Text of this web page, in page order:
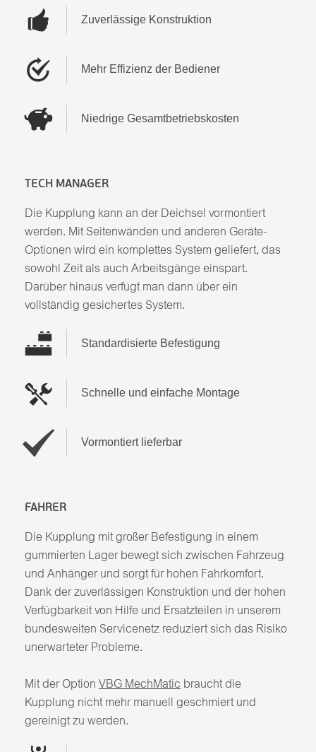
Zuverlässige Konstruktion
Mehr Effizienz der Bediener
Niedrige Gesamtbetriebskosten
TECH MANAGER
Die Kupplung kann an der Deichsel vormontiert
werden. Mit Seitenwänden und anderen Geräte-
Optionen wird ein komplettes System geliefert, das
sowohl Zeit als auch Arbeitsgänge einspart.
Darüber hinaus verfügt man dann über ein
vollständig gesichertes System.
Standardisierte Befestigung
Schnelle und einfache Montage
Vormontiert lieferbar
FAHRER
Die Kupplung mit großer Befestigung in einem
gummierten Lager bewegt sich zwischen Fahrzeug
und Anhänger und sorgt für hohen Fahrkomfort.
Dank der zuverlässigen Konstruktion und der hohen
Verfügbarkeit von Hilfe und Ersatzteilen in unserem
bundesweiten Servicenetz reduziert sich das Risiko
unerwarteter Probleme.
Mit der Option VBG MechMatic braucht die
Kupplung nicht mehr manuell geschmiert und
gereinigt zu werden.